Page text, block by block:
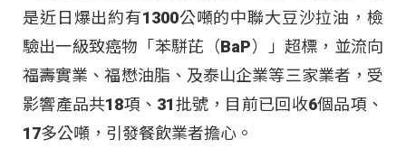
是近日爆出約有1300公噸的中聯大豆沙拉油，檢
驗出一級致癌物「苯駢芘（BaP）」超標，並流向
福壽實業、福懋油脂、及泰山企業等三家業者，受
影響產品共18項、31批號，目前已回收6個品項、
17多公噸，引發餐飲業者擔心。